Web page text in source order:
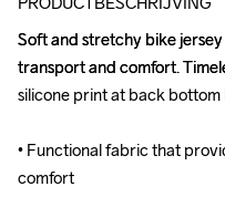
Soft and stretchy bike
transport and comfort.
silicone print at back bottom
• Functional fabric that
comfort
Soft and stretchy bike
transport and comfort.
silicone print at back bottom
• Functional fabric that
comfort